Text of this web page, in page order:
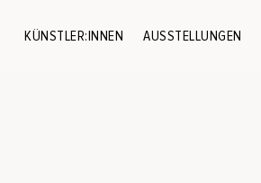
KÜNSTLER:INNEN AUSSTELLUNGEN